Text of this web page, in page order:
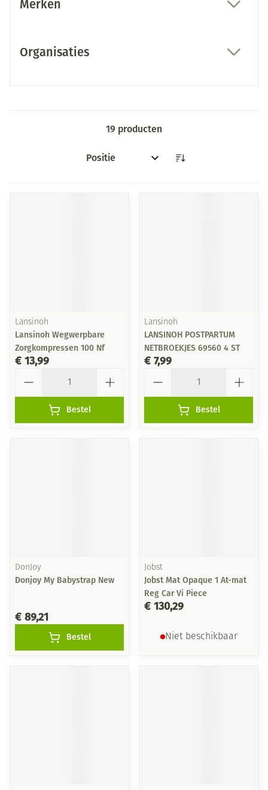
Merken
Organisaties
19 producten
Sorteer op:
Lansinoh
Lansinoh Wegwerpbare
Zorgkompressen 100 Nf
€ 13,99
Bestel
Lansinoh
LANSINOH POSTPARTUM
NETBROEKJES 69560 4 ST
€ 7,99
Bestel
DonJoy
Donjoy My Babystrap New
€ 89,21
Bestel
Jobst
Jobst Mat Opaque 1 At-mat
Reg Car Vi Piece
€ 130,29
Niet beschikbaar